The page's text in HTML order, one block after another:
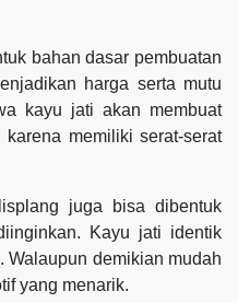
bahan dasar pembuatan
harga serta mutu
kayu jati akan membuat
memiliki serat-serat
juga bisa dibentuk
Kayu jati identik
Walaupun demikian mudah
yang menarik.